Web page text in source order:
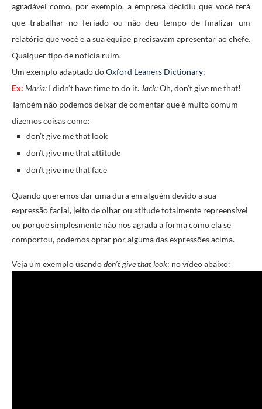
agradável como, por exemplo, a empresa decidiu que você terá
que trabalhar no feriado ou não deu tempo de finalizar um
relatório que você e a sua equipe precisavam apresentar ao chefe.
Qualquer tipo de notícia ruim.
Um exemplo adaptado doOxford Leaners Dictionary:
Ex: Maria: I didn’t have time to do it. Jack:Oh, don’t give me that!
Também não podemos deixar de comentar que é muito comum
dizemos coisas como:
don’t give me that look
don’t give me that attitude
don’t give me that face
Quando queremos dar uma dura em alguém devido a sua
expressão facial, jeito de olhar ou atitude totalmente repreensível
ou porque simplesmente não nos agrada a forma como ela se
comportou, podemos optar por alguma das expressões acima.
Veja um exemplo usandodon’t give that look: no vídeo abaixo: